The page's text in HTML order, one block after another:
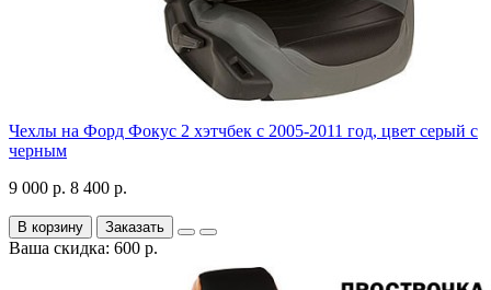
Чехлы на Форд Фокус 2 хэтчбек с 2005-2011 год, цвет серый с
черным
9 000 р. 8 400 р.
В корзину Заказать
Ваша скидка: 600 р.